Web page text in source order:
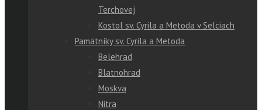
Terchovej
Kostol sv. Cyrila a Metoda v Selciach
Pamätníky sv. Cyrila a Metoda
Belehrad
Blatnohrad
Moskva
Nitra